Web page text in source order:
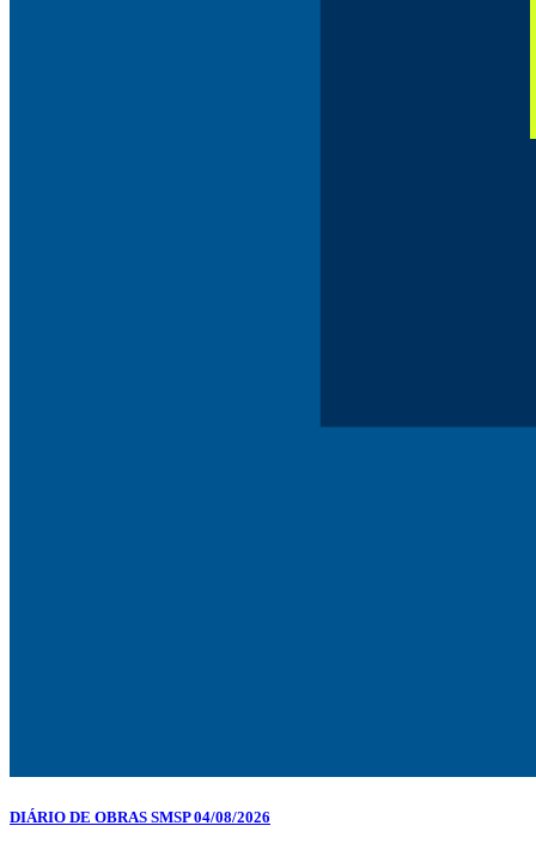
DIÁRIO DE OBRAS SMSP 04/08/2026